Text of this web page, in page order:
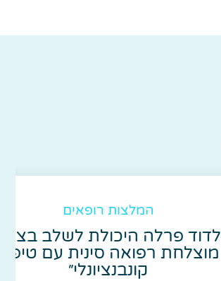
המלצות רופאים
היכולת לשלב בצורה
רפואה סינית עם טיפול
קונבנציונלי״